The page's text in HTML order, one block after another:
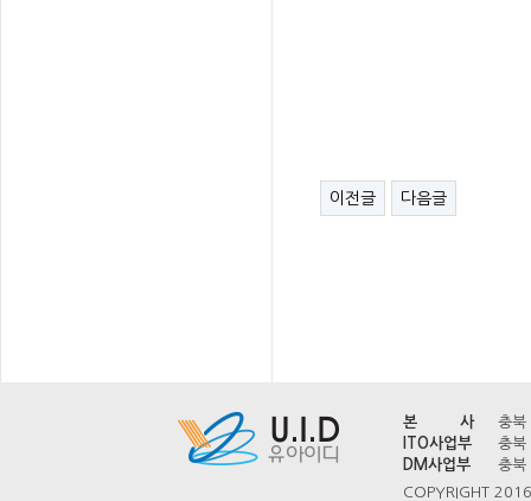
이전글 다음글
본 사
충
ITO사업부
충
DM사업부
충
COPYRIGHT